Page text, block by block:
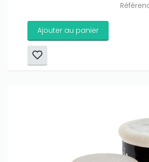
Ajouter au panier